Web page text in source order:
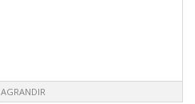
AGRANDIR